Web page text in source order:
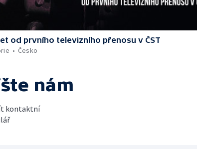
od prvního televizního přenosu v ČST
Česko
nám
kontaktní